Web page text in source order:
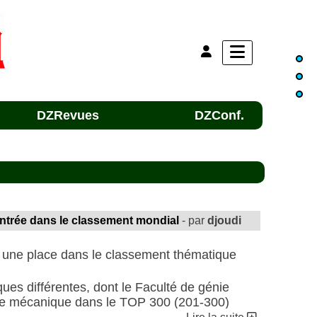
DZRevues DZConf.
dans le classement mondial - par djoudi
place dans le classement thématique
différentes, dont le Faculté de génie
mécanique dans le TOP 300 (201-300)